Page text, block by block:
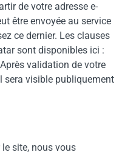
de votre adresse e-
être envoyée au service
ce dernier. Les clauses
sont disponibles ici :
validation de votre
sera visible publiquement
site, nous vous